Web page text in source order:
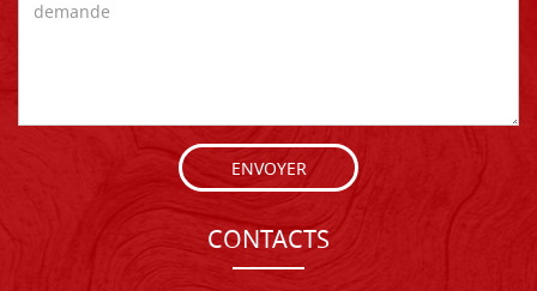
ENVOYER
CONTACTS